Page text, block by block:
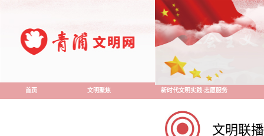
首页 文明聚焦 新时代文明实践·志愿服务
文明联播